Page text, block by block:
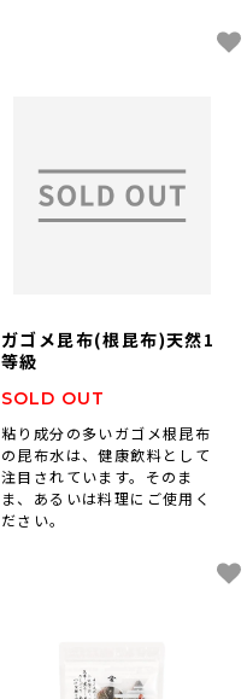
ガゴメ昆布(根昆布)天然1
等級
SOLD OUT
粘り成分の多いガゴメ根昆布
の昆布水は、健康飲料として
注目されています。そのま
ま、あるいは料理にご使用く
ださい。